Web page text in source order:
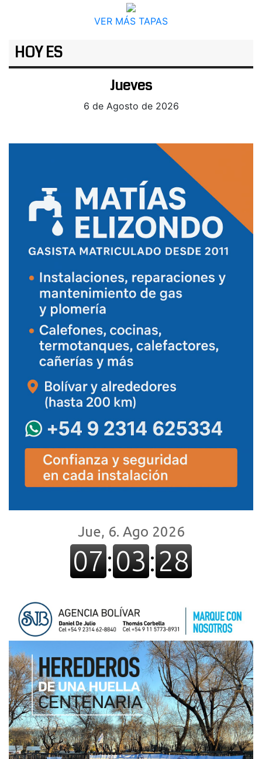
VER MÁS TAPAS
HOY ES
Jueves
6 de Agosto de 2026